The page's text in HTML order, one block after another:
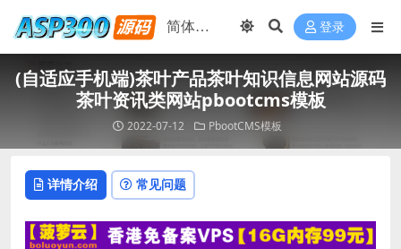
登录
(自适应手机端)茶叶产品茶叶知识信息网站源码
茶叶资讯类网站pbootcms模板
2022-07-12 PbootCMS模板
详情介绍 常见问题